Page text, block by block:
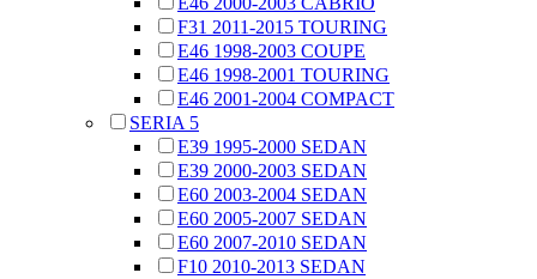
F31 2011-2015 TOURING
E46 1998-2003 COUPE
E46 1998-2001 TOURING
E46 2001-2004 COMPACT
SERIA 5
E39 1995-2000 SEDAN
E39 2000-2003 SEDAN
E60 2003-2004 SEDAN
E60 2005-2007 SEDAN
E60 2007-2010 SEDAN
F10 2010-2013 SEDAN